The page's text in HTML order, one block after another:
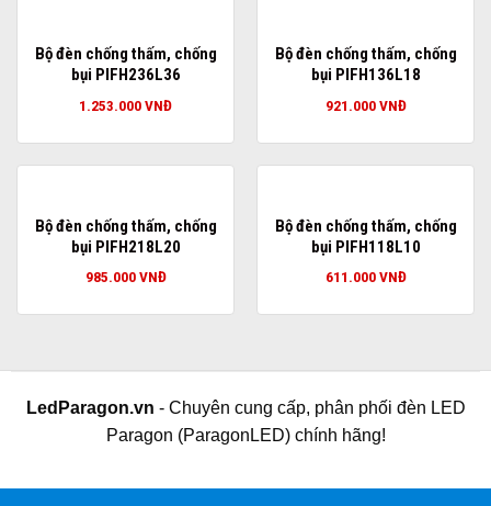
Bộ đèn chống thấm, chống
bụi PIFH236L36
1.253.000VNĐ
Bộ đèn chống thấm, chống
bụi PIFH136L18
921.000VNĐ
Bộ đèn chống thấm, chống
bụi PIFH218L20
985.000VNĐ
Bộ đèn chống thấm, chống
bụi PIFH118L10
611.000VNĐ
LedParagon.vn - Chuyên cung cấp, phân phối đèn LED
Paragon (ParagonLED) chính hãng!